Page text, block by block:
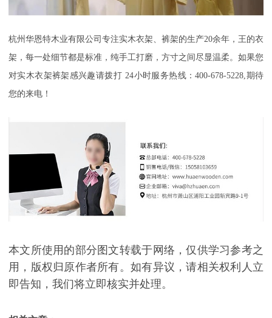
杭州华恩特木业有限公司 专注实木衣架、裤架的生产20余年，王的衣
架，每一处细节都是标准，纯手工打磨，方寸之间尽显温柔。如果您
对实木衣架裤架感兴趣请拨打 24小时服务热线：400-678-5228,期待
您的来电！
本文所使用的部分图文转载于网络，仅供学习参考之
用，版权归原作者所有。如有异议，请相关权利人立
即告知，我们将立即核实并处理。